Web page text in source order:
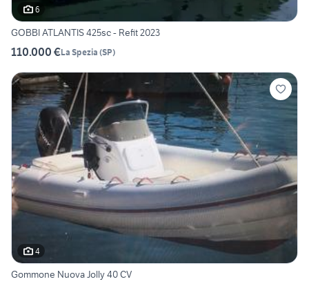
6
GOBBI ATLANTIS 425sc - Refit 2023
110.000 €La Spezia (SP)
4
Gommone Nuova Jolly 40 CV